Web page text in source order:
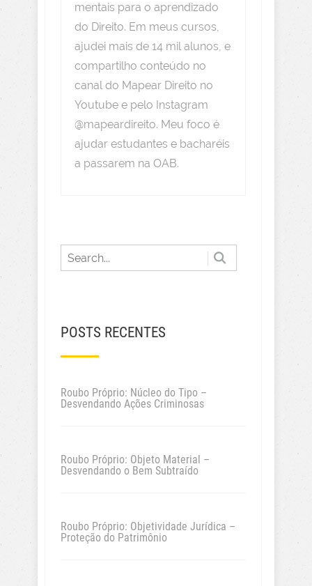
mentais para o aprendizado
do Direito. Em meus cursos,
ajudei mais de 14 mil alunos, e
compartilho conteúdo no
canal do Mapear Direito no
Youtube e pelo Instagram
@mapeardireito. Meu foco é
ajudar estudantes e bacharéis
a passarem na OAB.
POSTS RECENTES
Roubo Próprio: Núcleo do Tipo –
Desvendando Ações Criminosas
Roubo Próprio: Objeto Material –
Desvendando o Bem Subtraído
Roubo Próprio: Objetividade Jurídica –
Proteção do Patrimônio